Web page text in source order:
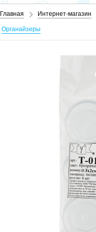
Главная Интернет-магазин
Органайзеры